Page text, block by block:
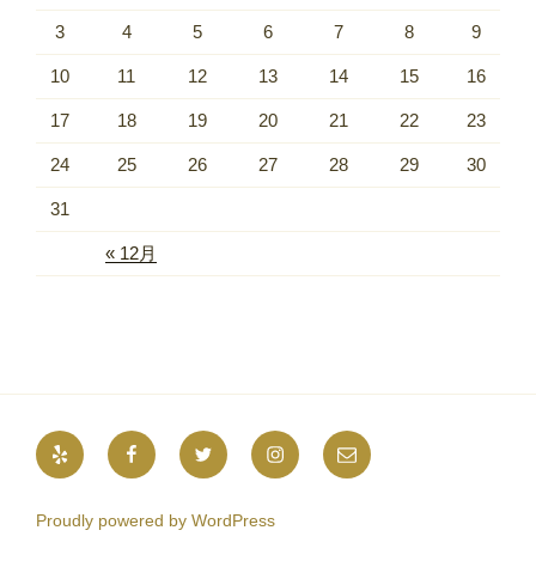
« 12月
3 4 5 6 7 8 9
10 11 12 13 14 15 16
17 18 19 20 21 22 23
24 25 26 27 28 29 30
31
Yelp FacebookTwitter Instagramメ
ー
Proudly powered by WordPress